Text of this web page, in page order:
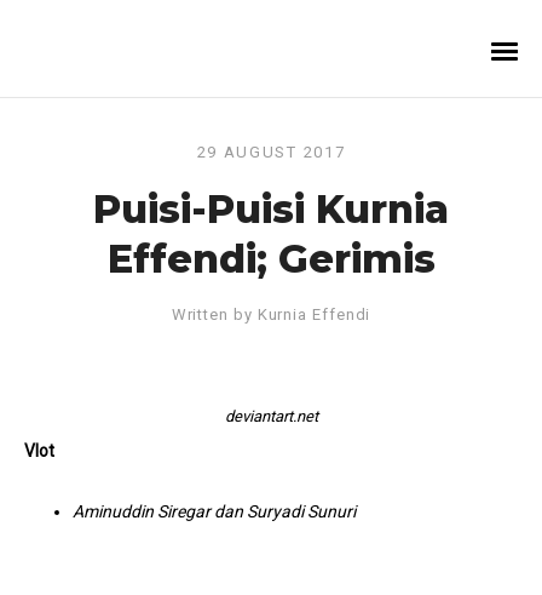
29 AUGUST 2017
Puisi-Puisi Kurnia
Effendi; Gerimis
Written by Kurnia Effendi
deviantart.net
Vlot
Aminuddin Siregar dan Suryadi Sunuri